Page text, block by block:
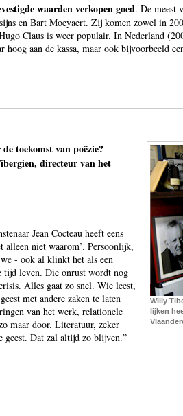
waarden verkopen goed. De meest
en Bart Moeyaert. Zij komen zowel in
Claus is weer populair. In Nederland
aan de kassa, maar ook bijvoorbeeld
Willy
lijken
toekomst van poëzie?
directeur van het
Jean Cocteau heeft eens
alleen niet waarom’. Persoonlijk,
- ook al klinkt het als een
tijd leven. Die onrust wordt nog
Alles gaat zo snel. Wie leest,
met andere zaken te laten
van het werk, relationele
maar door. Literatuur, zeker
geest. Dat zal altijd zo blijven.”